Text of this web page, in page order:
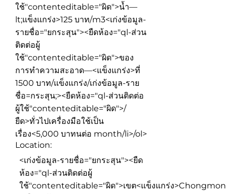
ใช้"contenteditable="ผิด">น้ำ—
lt;แข็งแกร่ง>125 บาท/m3<เก่งข้อมูล-
รายชื่อ="ยกระสุน"><ยืดห้อง="ql-ส่วน
ติดต่อผู้
ใช้"contenteditable="ผิด">ของ
การทำความสะอาด—<แข็งแกร่ง>ที่
1500 บาท/แข็งแกร่ง/เก่งข้อมูล-ราย
ชื่อ=กระสุน;><ยืดห้อง="ql-ส่วนติดต่อ
ผู้ใช้"contenteditable="ผิด">/
ยืด>ทั่วไปเครื่องมือใช้เป็น
เรื่อง<5,000 บาทนต่อ month/li>/ol>
Location:
<เก่งข้อมูล-รายชื่อ="ยกระสุน"><ยืด
ห้อง="ql-ส่วนติดต่อผู้
ใช้"contenteditable="ผิด">เขต<แข็งแกร่ง>Chongmon